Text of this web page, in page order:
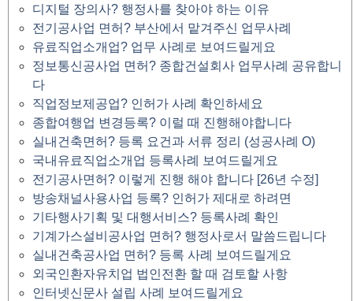
디지털 장의사? 행정사를 찾아야 하는 이유
전기공사업 면허? 부산에서 맡겨주신 업무사례
유료직업소개업? 업무 사례로 보여드릴게요
정보통신공사업 면허? 종합건설회사 업무사례 공유합니
다
직업정보제공업? 인허가 사례 확인하세요
종합여행업 변경등록? 이럴 때 진행해야합니다
실내건축면허? 등록 요건과 서류 정리 (성공사례 O)
국내유료직업소개업 등록사례 보여드릴게요
전기공사면허? 이렇게 진행 해야 합니다 [26년 수정]
방송채널사용사업 등록? 인허가 제대로 하려면
기타행사기획 및 대행서비스? 등록사례 확인
기계가스설비공사업 면허? 행정사로서 말씀드립니다
실내건축공사업 면허? 등록 사례 보여드릴게요
외국인환자유치업 법인전환 할 때 검토할 사항
인터넷신문사 설립 사례 보여드릴게요